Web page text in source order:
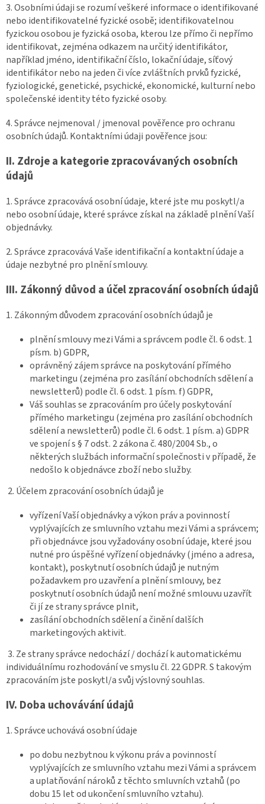
3. Osobními údaji se rozumí veškeré informace o identifikované
nebo identifikovatelné fyzické osobě; identifikovatelnou
fyzickou osobou je fyzická osoba, kterou lze přímo či nepřímo
identifikovat, zejména odkazem na určitý identifikátor,
například jméno, identifikační číslo, lokační údaje, síťový
identifikátor nebo na jeden či více zvláštních prvků fyzické,
fyziologické, genetické, psychické, ekonomické, kulturní nebo
společenské identity této fyzické osoby.
4. Správce nejmenoval / jmenoval pověřence pro ochranu
osobních údajů. Kontaktními údaji pověřence jsou:
II. Zdroje a kategorie zpracovávaných osobních
údajů
1. Správce zpracovává osobní údaje, které jste mu poskytl/a
nebo osobní údaje, které správce získal na základě plnění Vaší
objednávky.
2. Správce zpracovává Vaše identifikační a kontaktní údaje a
údaje nezbytné pro plnění smlouvy.
III. Zákonný důvod a účel zpracování osobních údajů
1. Zákonným důvodem zpracování osobních údajů je
plnění smlouvy mezi Vámi a správcem podle čl. 6 odst. 1
písm. b) GDPR,
oprávněný zájem správce na poskytování přímého
marketingu (zejména pro zasílání obchodních sdělení a
newsletterů) podle čl. 6 odst. 1 písm. f) GDPR,
Váš souhlas se zpracováním pro účely poskytování
přímého marketingu (zejména pro zasílání obchodních
sdělení a newsletterů) podle čl. 6 odst. 1 písm. a) GDPR
ve spojení s § 7 odst. 2 zákona č. 480/2004 Sb., o
některých službách informační společnosti v případě, že
nedošlo k objednávce zboží nebo služby.
2. Účelem zpracování osobních údajů je
vyřízení Vaší objednávky a výkon práv a povinností
vyplývajících ze smluvního vztahu mezi Vámi a správcem;
při objednávce jsou vyžadovány osobní údaje, které jsou
nutné pro úspěšné vyřízení objednávky (jméno a adresa,
kontakt), poskytnutí osobních údajů je nutným
požadavkem pro uzavření a plnění smlouvy, bez
poskytnutí osobních údajů není možné smlouvu uzavřít
či jí ze strany správce plnit,
zasílání obchodních sdělení a činění dalších
marketingových aktivit.
3. Ze strany správce nedochází / dochází k automatickému
individuálnímu rozhodování ve smyslu čl. 22 GDPR. S takovým
zpracováním jste poskytl/a svůj výslovný souhlas.
IV. Doba uchovávání údajů
1. Správce uchovává osobní údaje
po dobu nezbytnou k výkonu práv a povinností
vyplývajících ze smluvního vztahu mezi Vámi a správcem
a uplatňování nároků z těchto smluvních vztahů (po
dobu 15 let od ukončení smluvního vztahu).